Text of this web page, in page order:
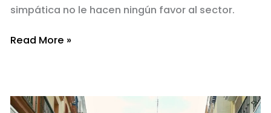
simpática no le hacen ningún favor al sector.
Los
Read More »